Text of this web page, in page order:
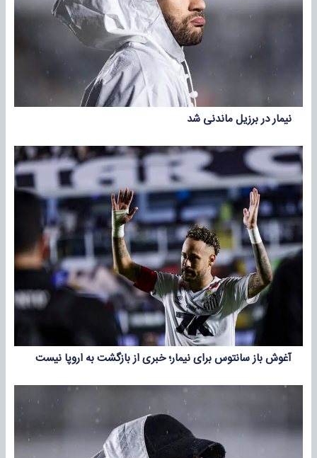
نیمار در برزیل ماندنی شد
آغوش باز سانتوس برای نیمار؛ خبری از بازگشت به اروپا نیست